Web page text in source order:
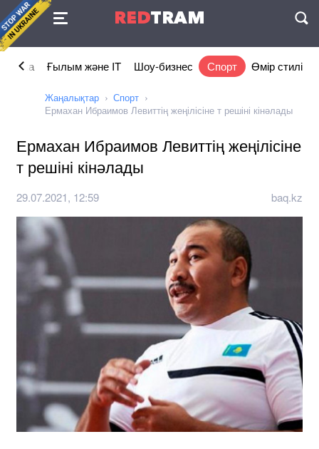
REDTRAM
Келісімі
Ғылым және IT Шоу-бизнес Спорт Өмір стилі
Жаңалықтар
Спорт
Ермахан Ибраимов Левиттің жеңілісіне т решіні кінәлады
Ермахан Ибраимов Левиттің жеңілісіне
т решіні кінәлады
29.07.2021, 12:59 baq.kz